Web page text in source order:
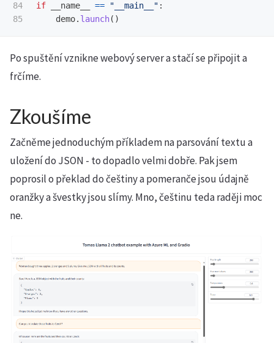
84
if __name__ == " __main__ " :
demo. launch()
Po spuštění vznikne webový server a stačí se připojit a
frčíme.
Zkoušíme
Začněme jednoduchým příkladem na parsování textu a
uložení do JSON - to dopadlo velmi dobře. Pak jsem
poprosil o překlad do češtiny a pomeranče jsou údajně
oranžky a švestky jsou slímy. Mno, češtinu teda raději moc
ne.